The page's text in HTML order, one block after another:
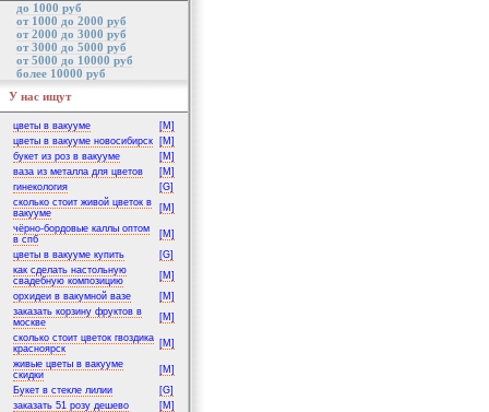
до 1000 руб
от 1000 до 2000 руб
от 2000 до 3000 руб
от 3000 до 5000 руб
от 5000 до 10000 руб
более 10000 руб
У нас ищут
цветы в вакууме
[M]
цветы в вакууме новосибирск
[M]
букет из роз в вакууме
[M]
ваза из металла для цветов
[M]
гинекология
[G]
сколько стоит живой цветок в
вакууме
[M]
чёрно-бордовые каллы оптом
в спб
[M]
цветы в вакууме купить
[G]
как сделать настольную
свадебную композицию
[M]
орхидеи в вакумной вазе
[M]
заказать корзину фруктов в
москве
[M]
сколько стоит цветок гвоздика
красноярск
[M]
живые цветы в вакууме
скидки
[M]
Букет в стекле лилии
[G]
заказать 51 розу дешево
[M]